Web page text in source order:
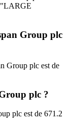
"LARGE
Group plc
Group plc est de
plc ?
plc est de 671.2